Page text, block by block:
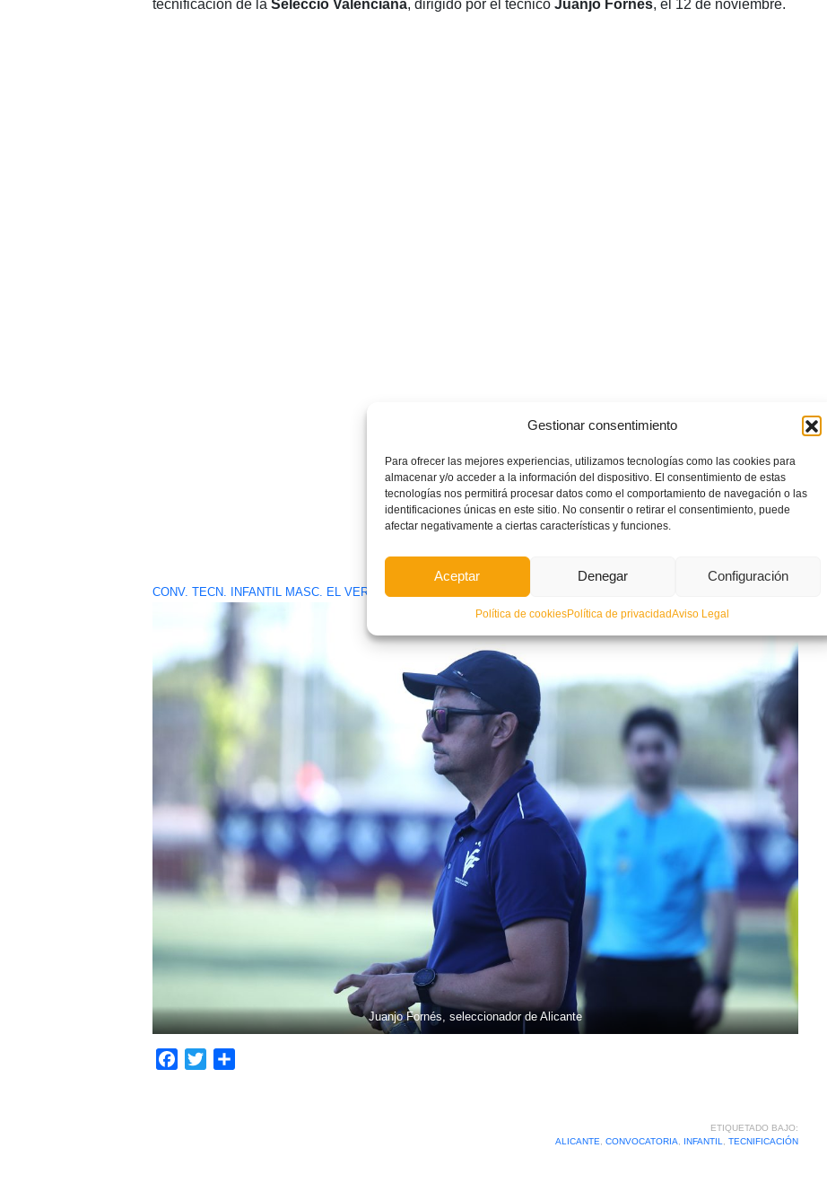
Gestionar consentimiento
Para ofrecer las mejores experiencias, utilizamos tecnologías como las cookies para
almacenar y/o acceder a la información del dispositivo. El consentimiento de estas
tecnologías nos permitirá procesar datos como el comportamiento de navegación o las
identificaciones únicas en este sitio. No consentir o retirar el consentimiento, puede
afectar negativamente a ciertas características y funciones.
Aceptar Denegar Configuración
Política de cookiesPolítica de privacidadAviso Legal
tecnificación de la Selecció Valenciana, dirigido por el técnico Juanjo Fornés, el 12 de noviembre.
CONV. TECN. INFANTIL MASC. EL VERGER (1)
Juanjo Fornés, seleccionador de Alicante
Facebook
Twitter
ETIQUETADO BAJO:
ALICANTE
CONVOCATORIA INFANTIL TECNIFICACIÓN